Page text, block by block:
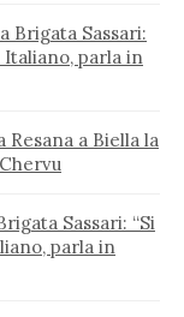
Brigata Sassari:
Italiano, parla in
Resana a Biella la
Sassari: “Si
parla in